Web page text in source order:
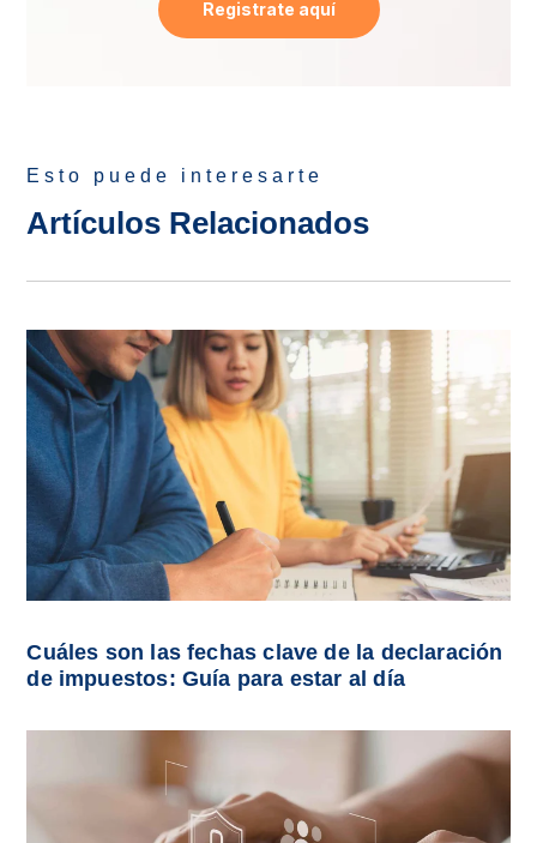
Registrate aquí
Esto puede interesarte
Artículos Relacionados
Cuáles son las fechas clave de la declaración
de impuestos: Guía para estar al día